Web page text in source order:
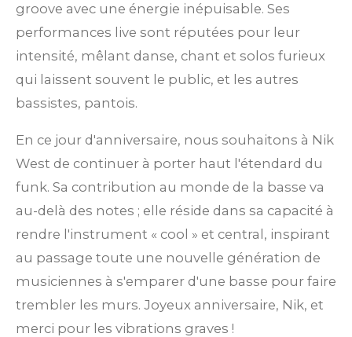
groove avec une énergie inépuisable. Ses
performances live sont réputées pour leur
intensité, mêlant danse, chant et solos furieux
qui laissent souvent le public, et les autres
bassistes, pantois.
En ce jour d'anniversaire, nous souhaitons à Nik
West de continuer à porter haut l'étendard du
funk. Sa contribution au monde de la basse va
au-delà des notes ; elle réside dans sa capacité à
rendre l'instrument « cool » et central, inspirant
au passage toute une nouvelle génération de
musiciennes à s'emparer d'une basse pour faire
trembler les murs. Joyeux anniversaire, Nik, et
merci pour les vibrations graves !